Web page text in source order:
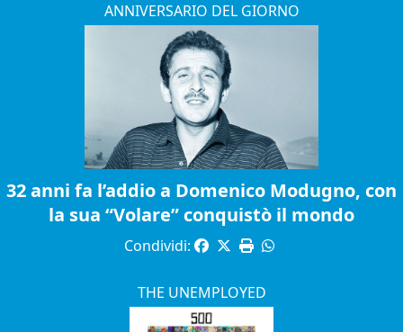
ANNIVERSARIO DEL GIORNO
32 anni fa l’addio a Domenico Modugno, con
la sua “Volare” conquistò il mondo
Condividi:
THE UNEMPLOYED